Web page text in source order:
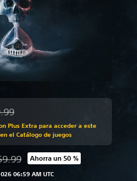
del precio original de US$59.99
Plus Extra para acceder a este
el Catálogo de juegos
del precio original de
Ahorra un 50 %
06:59 AM UTC